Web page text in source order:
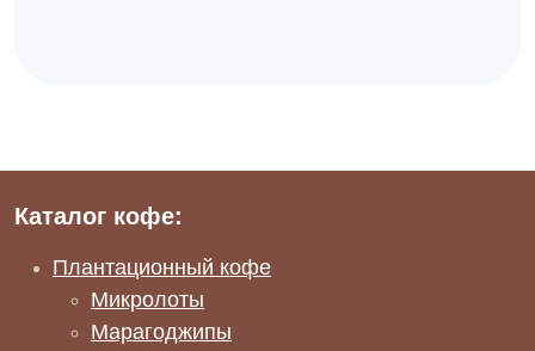
Каталог кофе:
Плантационный кофе
Микролоты
Марагоджипы